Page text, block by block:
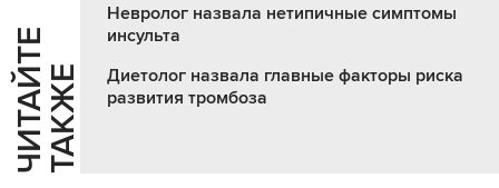
Ч
И
Т
АЙ
Т
Е
Т
А
К
ЖЕ
Невролог назвала нетипичные симптомы
инсульта
Диетолог назвала главные факторы риска
развития тромбоза